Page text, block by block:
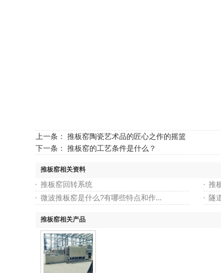
上一条： 推板窑陶瓷艺术品的匠心之作的摇篮
下一条： 推板窑的工艺条件是什么？
推板窑相关资料
推板窑回转系统 推
微波推板窑是什么?有哪些特点和作...
隧
推板窑相关产品